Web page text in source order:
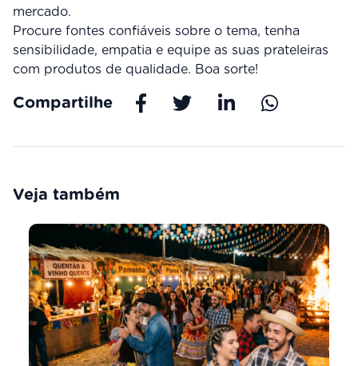
mercado.
Procure fontes confiáveis sobre o tema, tenha
sensibilidade, empatia e equipe as suas prateleiras
com produtos de qualidade. Boa sorte!
Compartilhe
Veja também